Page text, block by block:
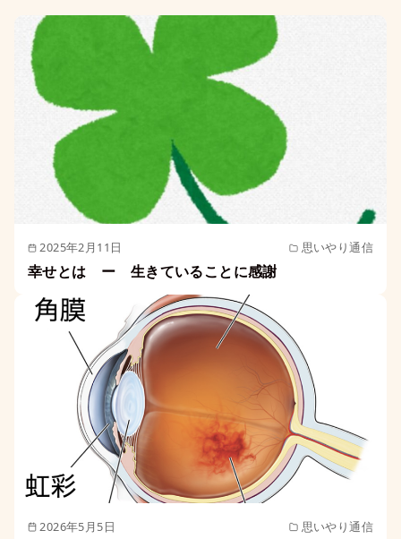
2025年2月11日 思いやり通信
幸せとは ー 生きていることに感謝
2026年5月5日 思いやり通信